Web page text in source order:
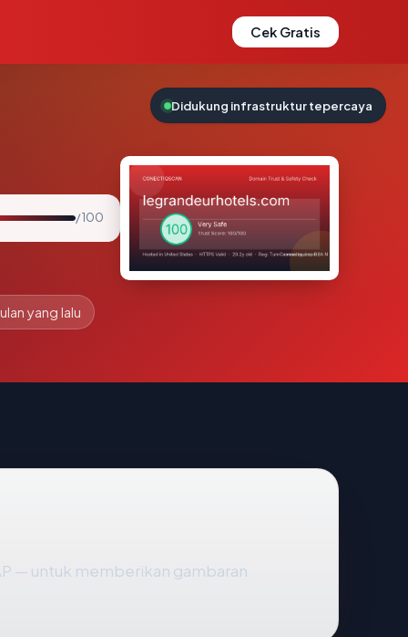
Cek Gratis
/ 100
yang lalu
— untuk memberikan gambaran
Didukung infrastruktur tepercaya